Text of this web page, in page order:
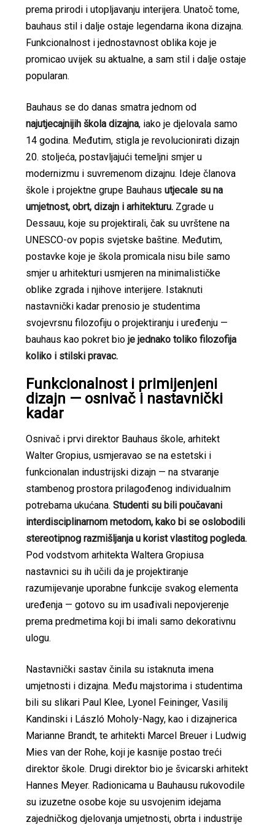
prema prirodi i utopljavanju interijera. Unatoč tome,
bauhaus stil i dalje ostaje legendarna ikona dizajna.
Funkcionalnost i jednostavnost oblika koje je
promicao uvijek su aktualne, a sam stil i dalje ostaje
popularan.
Bauhaus se do danas smatra jednom od
najutjecajnijih škola dizajna, iako je djelovala samo
14 godina. Međutim, stigla je revolucionirati dizajn
20. stoljeća, postavljajući temeljni smjer u
modernizmu i suvremenom dizajnu. Ideje članova
škole i projektne grupe Bauhausutjecale su na
umjetnost, obrt, dizajn i arhitekturu. Zgrade u
Dessauu, koje su projektirali, čak su uvrštene na
UNESCO-ov popis svjetske baštine. Međutim,
postavke koje je škola promicala nisu bile samo
smjer u arhitekturi usmjeren na minimalističke
oblike zgrada i njihove interijere. Istaknuti
nastavnički kadar prenosio je studentima
svojevrsnu filozofiju o projektiranju i uređenju —
bauhaus kao pokret bioje jednako toliko filozofija
koliko i stilski pravac.
Funkcionalnost i primijenjeni
dizajn — osnivač i nastavnički
kadar
Osnivač i prvi direktor Bauhaus škole, arhitekt
Walter Gropius, usmjeravao se na estetski i
funkcionalan industrijski dizajn — na stvaranje
stambenog prostora prilagođenog individualnim
potrebama ukućana.Studenti su bili poučavani
interdisciplinarnom metodom, kako bi se oslobodili
stereotipnog razmišljanja u korist vlastitog pogleda.
Pod vodstvom arhitekta Waltera Gropiusa
nastavnici su ih učili da je projektiranje
razumijevanje uporabne funkcije svakog elementa
uređenja — gotovo su im usađivali nepovjerenje
prema predmetima koji bi imali samo dekorativnu
ulogu.
Nastavnički sastav činila su istaknuta imena
umjetnosti i dizajna. Među majstorima i studentima
bili su slikari Paul Klee, Lyonel Feininger, Vasilij
Kandinski i László Moholy-Nagy, kao i dizajnerica
Marianne Brandt, te arhitekti Marcel Breuer i Ludwig
Mies van der Rohe, koji je kasnije postao treći
direktor škole. Drugi direktor bio je švicarski arhitekt
Hannes Meyer. Radionicama u Bauhausu rukovodile
su izuzetne osobe koje su usvojenim idejama
zajedničkog djelovanja umjetnosti, obrta i industrije